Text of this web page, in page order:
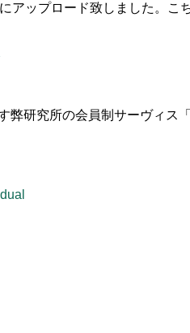
アップロード致しました。こ
弊研究所の会員制サーヴィス